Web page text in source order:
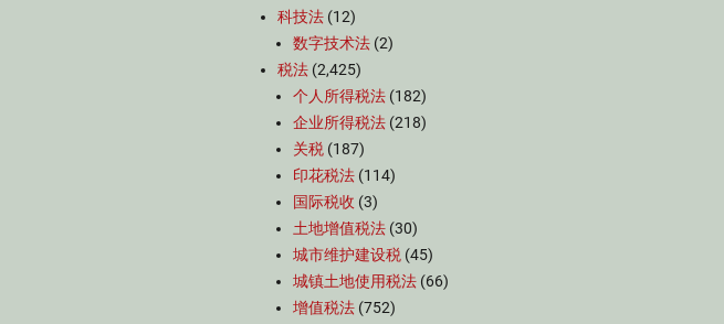
科技法 (12)
数字技术法 (2)
税法 (2,425)
个人所得税法 (182)
企业所得税法 (218)
关税 (187)
印花税法 (114)
国际税收 (3)
土地增值税法 (30)
城市维护建设税 (45)
城镇土地使用税法 (66)
增值税法 (752)